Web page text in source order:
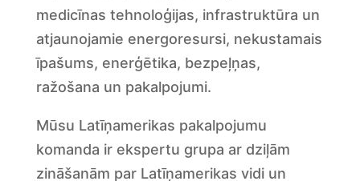
medicīnas tehnoloģijas, infrastruktūra un
atjaunojamie energoresursi, nekustamais
īpašums, enerģētika, bezpeļņas,
ražošana un pakalpojumi.
Mūsu Latīņamerikas pakalpojumu
komanda ir ekspertu grupa ar dziļām
zināšanām par Latīņamerikas vidi un